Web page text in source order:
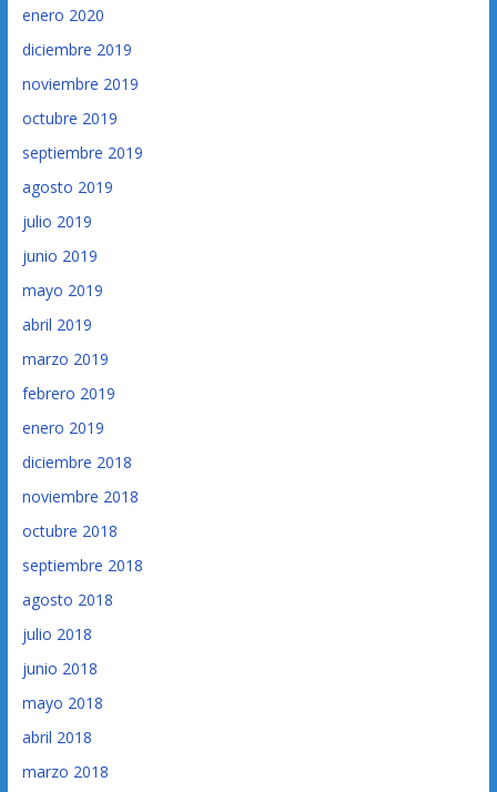
enero 2020
diciembre 2019
noviembre 2019
octubre 2019
septiembre 2019
agosto 2019
julio 2019
junio 2019
mayo 2019
abril 2019
marzo 2019
febrero 2019
enero 2019
diciembre 2018
noviembre 2018
octubre 2018
septiembre 2018
agosto 2018
julio 2018
junio 2018
mayo 2018
abril 2018
marzo 2018